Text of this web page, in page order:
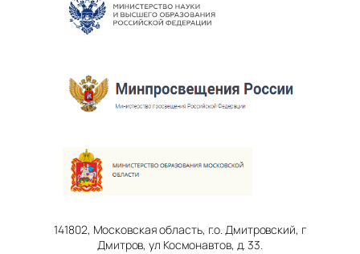
141802, Московская область, г.о. Дмитровский, г
Дмитров, ул Космонавтов, д. 33.